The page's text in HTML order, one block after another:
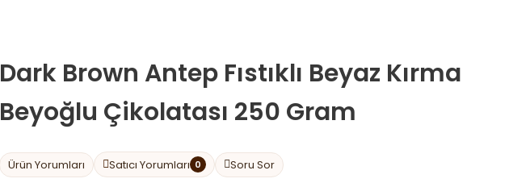
Dark Brown Antep Fıstıklı Beyaz Kırma
Beyoğlu Çikolatası 250 Gram
Ürün Yorumları Satıcı Yorumları 0 Soru Sor